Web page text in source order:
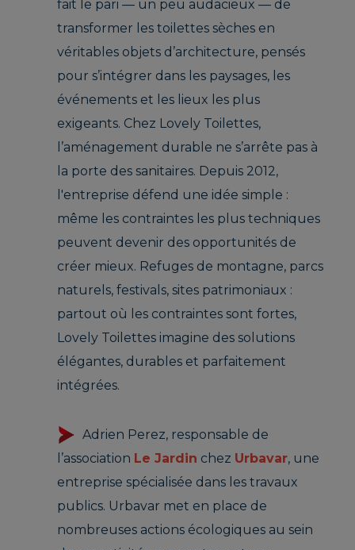
fait le pari — un peu audacieux — de
transformer les toilettes sèches en
véritables objets d’architecture, pensés
pour s’intégrer dans les paysages, les
événements et les lieux les plus
exigeants. Chez Lovely Toilettes,
l’aménagement durable ne s’arrête pas à
la porte des sanitaires. Depuis 2012,
l'entreprise défend une idée simple :
même les contraintes les plus techniques
peuvent devenir des opportunités de
créer mieux. Refuges de montagne, parcs
naturels, festivals, sites patrimoniaux :
partout où les contraintes sont fortes,
Lovely Toilettes imagine des solutions
élégantes, durables et parfaitement
intégrées.
Adrien Perez, responsable de
l’association Le Jardin chez Urbavar, une
entreprise spécialisée dans les travaux
publics. Urbavar met en place de
nombreuses actions écologiques au sein